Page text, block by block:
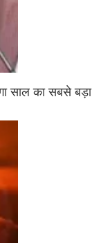
साल का सबसे बड़ा